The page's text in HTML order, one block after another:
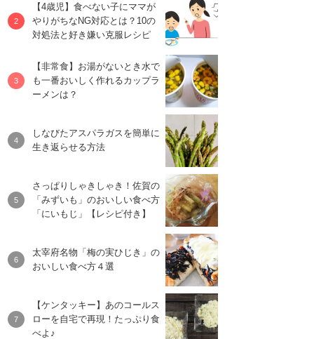
【4歳児】食べない子にママが
やりがちなNG対応とは？10の
対処法と好き嫌い克服レシピ
【非常食】お湯がないとき水で
も一番おいしく作れるカップラ
ーメンは？
しなびたアスパラガスを簡単に
生き返らせる方法
さっぱりしゃきしゃき！佐賀の
「みずいも」のおいしい食べ方
「にいもじ」【レシピ付き】
太宰府名物「梅の実ひじき」の
おいしい食べ方４選
【ケンタッキー】あのコールス
ローを自宅で再現！たっぷり食
べよ♪